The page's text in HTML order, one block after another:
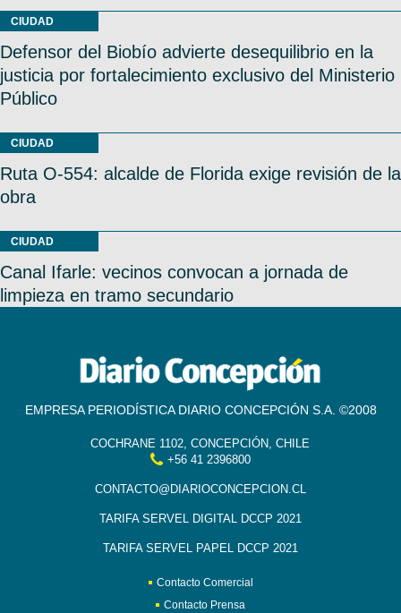
CIUDAD
Defensor del Biobío advierte desequilibrio en la
justicia por fortalecimiento exclusivo del Ministerio
Público
CIUDAD
Ruta O-554: alcalde de Florida exige revisión de la
obra
CIUDAD
Canal Ifarle: vecinos convocan a jornada de
limpieza en tramo secundario
EMPRESA PERIODÍSTICA DIARIO CONCEPCIÓN S.A. ©2008
COCHRANE 1102, CONCEPCIÓN, CHILE
+56 41 2396800
CONTACTO@DIARIOCONCEPCION.CL
TARIFA SERVEL DIGITAL DCCP 2021
TARIFA SERVEL PAPEL DCCP 2021
Contacto Comercial
Contacto Prensa